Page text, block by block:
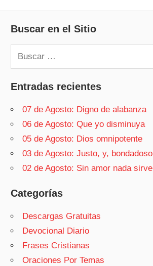
Buscar en el Sitio
Buscar:
Entradas recientes
07 de Agosto: Digno de alabanza
06 de Agosto: Que yo disminuya
05 de Agosto: Dios omnipotente
03 de Agosto: Justo, y, bondadoso
02 de Agosto: Sin amor nada sirve
Categorías
Descargas Gratuitas
Devocional Diario
Frases Cristianas
Oraciones Por Temas